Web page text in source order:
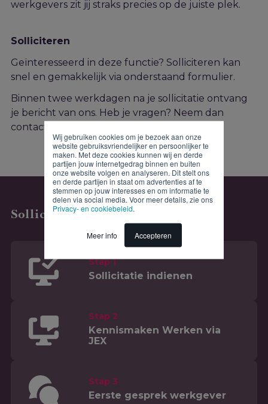
Wij gebruiken cookies om je bezoek aan onze
website gebruiksvriendelijker en persoonlijker te
maken. Met deze cookies kunnen wij en derde
partijen jouw internetgedrag binnen en buiten
onze website volgen en analyseren. Dit stelt ons
en derde partijen in staat om advertenties af te
stemmen op jouw interesses en om informatie te
delen via social media. Voor meer details, zie ons
Privacy- en cookiebeleid.
Meer info Accepteren
werkgevers zit jij straks precies op de juiste plek.
Solliciteren
Geïnteresseerd in deze functie? Solliciteren kan
snel en gemakkelijk via onderstaand formulier.
Binnen twee werkdagen na je sollicitatie ontvang
je bericht van ons. Heb je vragen? Neem dan
contact op met de recruiter!
Solliciteren
Stap 1
Sollicitatie indienen
Stap 2
Kennismaken Werken via
JEX
Stap 3
Eerste gesprek werkgever